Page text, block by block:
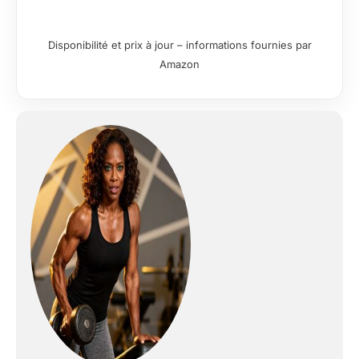
professionnels du fitness du monde
𝘾𝙊𝙉𝙉𝙀𝘾𝙏𝙀𝙕
𝙄𝙉𝙏𝙀𝙇𝙇𝙄𝙂𝙀𝙈𝙈𝙀𝙉𝙏 𝙇𝙀𝙎
peuvent être connectés à des
applications comme Kinomap et EXR.
Ces technologies intelligentes vous
offrent des possibilités d'entraînement
interactives directement chez vous.
Suivez vos progrès en temps réel et
améliorez votre expérience
d'entraînement grâce à des séances
virtuelles interactives, des compétitions
et des défis personnalisés.
𝙎𝙄𝙇𝙀𝙉𝘾𝙄𝙀𝙐𝙓 𝙀𝙏 𝙎𝙏𝘼𝘽𝙇𝙀 : Le système
de volant d'inertie magnétique amélioré
et la conception unique à double rail
vous permettent de ramer sans bruit,
Disponibilité et prix à jour – informations fournies par
Amazon